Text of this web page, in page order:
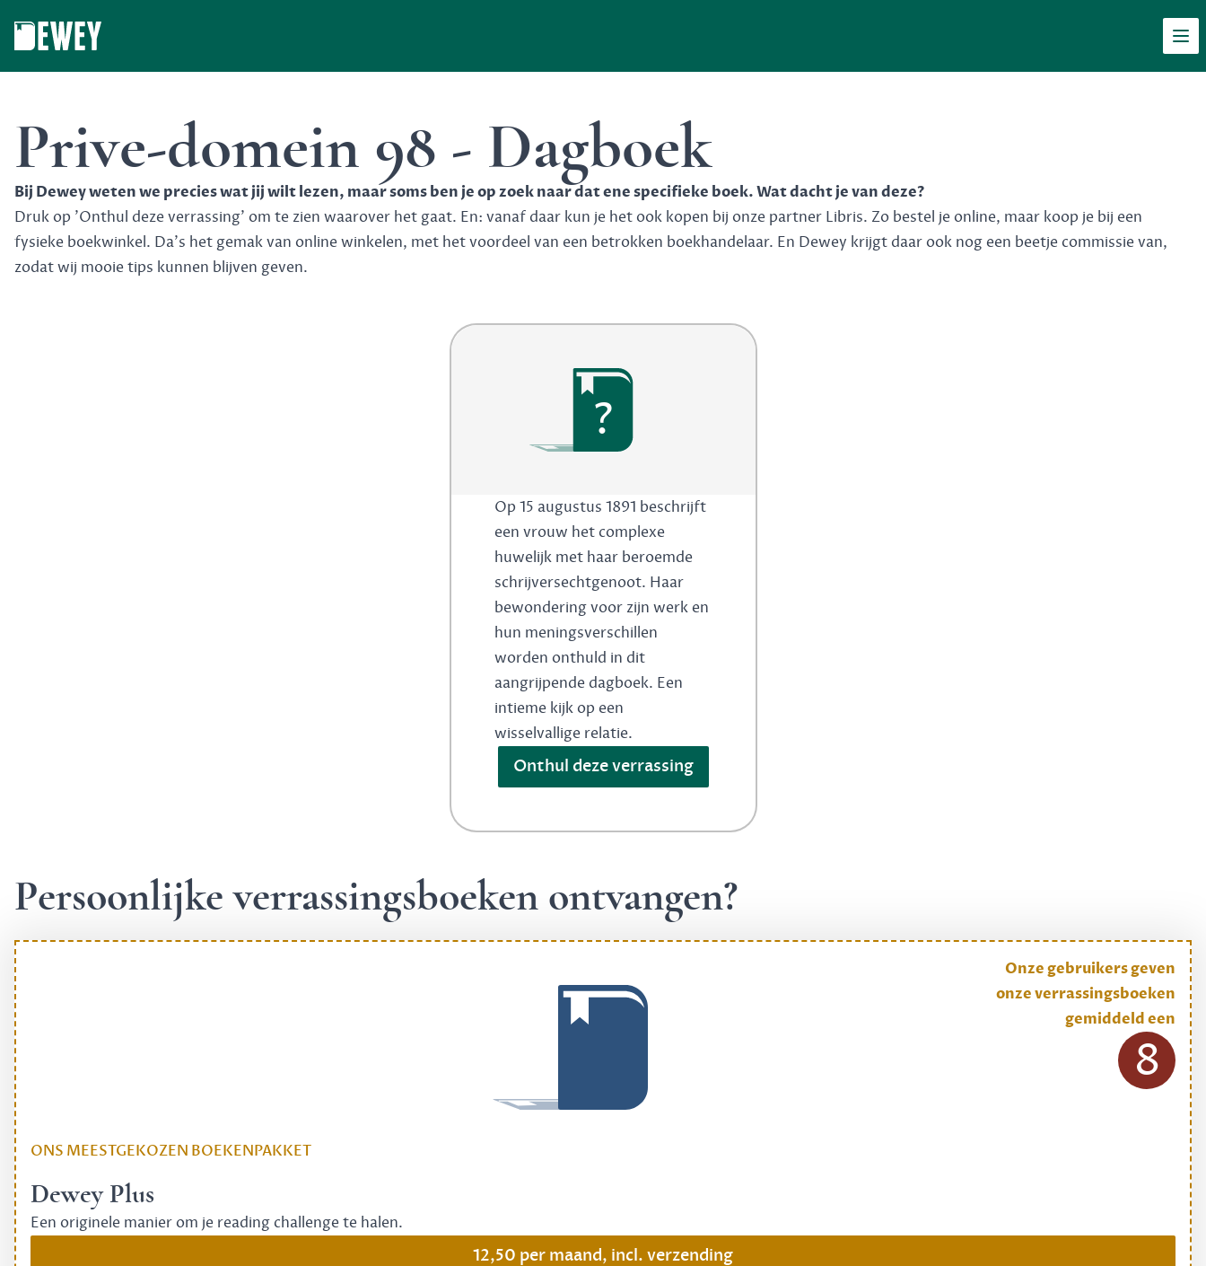
Prive-domein 98 - Dagboek
Bij Dewey weten we precies wat jij wilt lezen, maar soms ben je op zoek naar dat ene specifieke boek. Wat dacht je van deze?
Druk op 'Onthul deze verrassing' om te zien waarover het gaat. En: vanaf daar kun je het ook kopen bij onze partner Libris. Zo bestel je online, maar koop je bij een
fysieke boekwinkel. Da's het gemak van online winkelen, met het voordeel van een betrokken boekhandelaar. En Dewey krijgt daar ook nog een beetje commissie van,
zodat wij mooie tips kunnen blijven geven.
?
Op 15 augustus 1891 beschrijft
een vrouw het complexe
huwelijk met haar beroemde
schrijversechtgenoot. Haar
bewondering voor zijn werk en
hun meningsverschillen
worden onthuld in dit
aangrijpende dagboek. Een
intieme kijk op een
wisselvallige relatie.
Onthul deze verrassing
Persoonlijke verrassingsboeken ontvangen?
ONS MEESTGEKOZEN BOEKENPAKKET
Dewey Plus
Een originele manier om je reading challenge te halen.
12,50 per maand, incl. verzending
Onze gebruikers geven
onze verrassingsboeken
gemiddeld een
8